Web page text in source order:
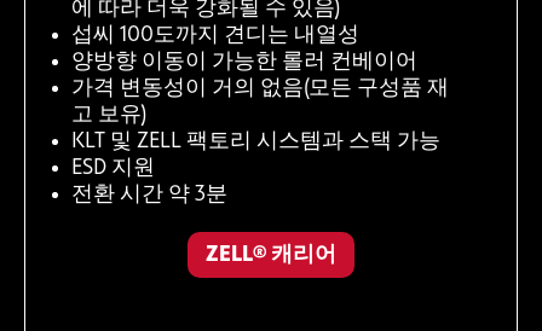
에 따라 더욱 강화될 수 있음)
섭씨 100도까지 견디는 내열성
양방향 이동이 가능한 롤러 컨베이어
가격 변동성이 거의 없음(모든 구성품 재
고 보유)
KLT 및 ZELL 팩토리 시스템과 스택 가능
ESD 지원
전환 시간 약 3분
ZELL® 캐리어